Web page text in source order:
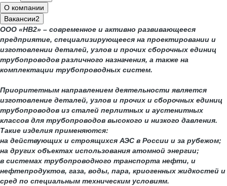
О компании
Вакансии2
ООО «НВ2» – современное и активно развивающееся
предприятие, специализирующееся на проектировании и
изготовлении деталей, узлов и прочих сборочных единиц
трубопроводов различного назначения, а также на
комплектации трубопроводных систем.
Приоритетным направлением деятельности является
изготовление деталей, узлов и прочих и сборочных единиц
трубопроводов из сталей перлитных и аустенитных
классов для трубопроводов высокого и низкого давления.
Такие изделия применяются:
на действующих и строящихся АЭС в России и за рубежом;
на других объектах использования атомной энергии;
в системах трубопроводного транспорта нефти, и
нефтепродуктов, газа, воды, пара, криогенных жидкостей и
сред по специальным техническим условиям.